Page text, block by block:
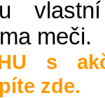
meči.
s
zde.